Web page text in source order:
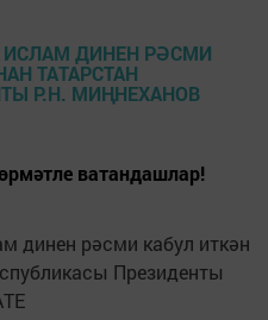
ватандашлар!
динен рәсми кабул иткән
Президенты